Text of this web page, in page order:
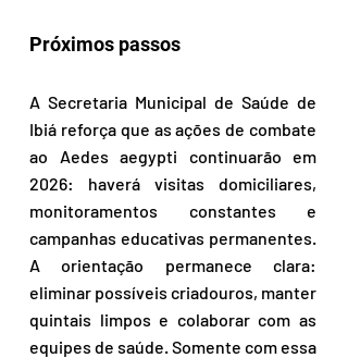
Próximos passos
A Secretaria Municipal de Saúde de
Ibiá reforça que as ações de combate
ao Aedes aegypti continuarão em
2026: haverá visitas domiciliares,
monitoramentos constantes e
campanhas educativas permanentes.
A orientação permanece clara:
eliminar possíveis criadouros, manter
quintais limpos e colaborar com as
equipes de saúde. Somente com essa